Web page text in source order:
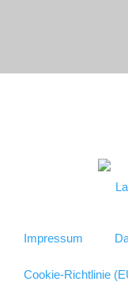
Impressum
Cookie-Richtlinie